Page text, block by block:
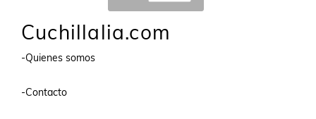
Cuchillalia.com
-Quienes somos
-Contacto